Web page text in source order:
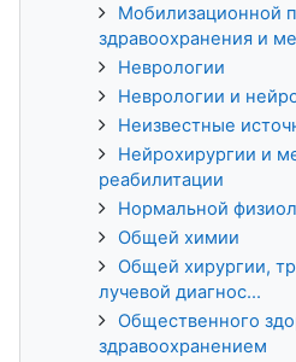
Мобилизационной
здравоохранения и
Неврологии
Неврологии и
Неизвестные
Нейрохирургии и
реабилитации
Нормальной
Общей химии
Общей хирургии,
лучевой диагнос...
Общественного
здравоохранением